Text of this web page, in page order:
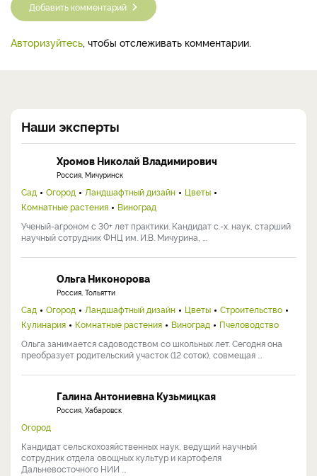
Добавить комментарий
Авторизуйтесь, чтобы отслеживать комментарии.
Наши эксперты
Хромов Николай Владимирович
Россия, Мичуринск
Сад Огород Ландшафтный дизайн
Цветы
Комнатные растения
Виноград
Ученый-агроном с 30+ лет практики. Кандидат с.-х. наук, старший
научный сотрудник ФНЦ им. И.В. Мичурина, ...
Ольга Никонорова
Россия, Тольятти
Сад Огород Ландшафтный дизайн Цветы
Строительство
Кулинария
Комнатные растения Виноград
Пчеловодство
Ольга занимается садоводством со школьных лет. Сегодня она
преобразует родительский участок (12 соток), совмещая ...
Галина Антониевна Кузьмицкая
Россия, Хабаровск
Огород
Кандидат сельскохозяйственных наук, ведущий научный
сотрудник отдела овощных культур и картофеля
Дальневосточного НИИ ...